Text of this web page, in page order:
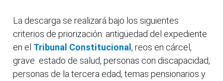
La descarga se realizará bajo los siguientes
criterios de priorización: antigüedad del expediente
en el Tribunal Constitucional , reos en cárcel,
grave estado de salud, personas con discapacidad,
personas de la tercera edad, temas pensionarios y